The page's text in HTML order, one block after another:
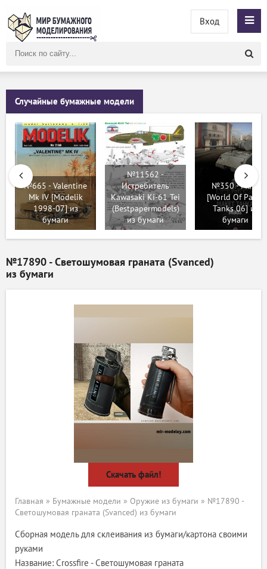
сайту
Вход
Случайные бумажные модели
№665 - Valentine
Mk IV [Modelik
1998-07] из
бумаги
№11562 -
Истребитель
Kawasaki Ki-61 Tei
(Bestpapermodels)
из бумаги
№350 - Maus
[World Of Paper
Tanks 06] из
бумаги
№17890 - Светошумовая граната (Svanced)
из бумаги
Скачать файл!
Главная » Бумажные модели » Оружие из бумаги » №17890 -
Светошумовая граната (Svanced) из бумаги
Сборная модель для склеивания из бумаги/картона своими
руками
Название: Crossfire - Светошумовая граната